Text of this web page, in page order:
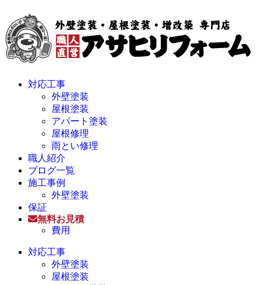
対応工事
外壁塗装
屋根塗装
アパート塗装
屋根修理
雨とい修理
職人紹介
ブログ一覧
施工事例
外壁塗装
保証
無料お見積
費用
対応工事
外壁塗装
屋根塗装